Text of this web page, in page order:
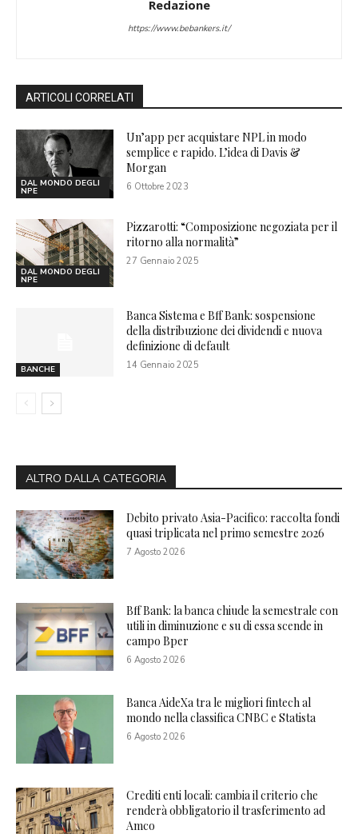
Redazione
https://www.bebankers.it/
ARTICOLI CORRELATI
DAL MONDO DEGLI
NPE
Un’app per acquistare NPL in modo
semplice e rapido. L’idea di Davis &
Morgan
6 Ottobre 2023
DAL MONDO DEGLI
NPE
Pizzarotti: “Composizione negoziata per il
ritorno alla normalità”
27 Gennaio 2025
BANCHE
Banca Sistema e Bff Bank: sospensione
della distribuzione dei dividendi e nuova
definizione di default
14 Gennaio 2025
ALTRO DALLA CATEGORIA
Debito privato Asia-Pacifico: raccolta fondi
quasi triplicata nel primo semestre 2026
7 Agosto 2026
Bff Bank: la banca chiude la semestrale con
utili in diminuzione e su di essa scende in
campo Bper
6 Agosto 2026
Banca AideXa tra le migliori fintech al
mondo nella classifica CNBC e Statista
6 Agosto 2026
Crediti enti locali: cambia il criterio che
renderà obbligatorio il trasferimento ad
Amco